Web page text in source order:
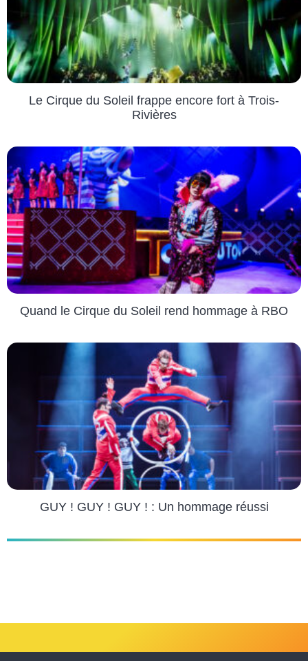
Le Cirque du Soleil frappe encore fort à Trois-
Rivières
Quand le Cirque du Soleil rend hommage à RBO
GUY ! GUY ! GUY ! : Un hommage réussi